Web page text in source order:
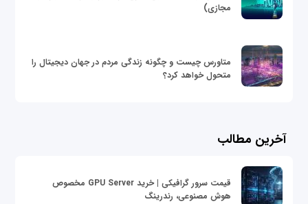
مجازی)
متاورس چیست و چگونه زندگی مردم در جهان دیجیتال را
متحول خواهد کرد؟
آخرین مطالب
قیمت سرور گرافیکی | خرید GPU Server مخصوص
هوش مصنوعی، رندرینگ